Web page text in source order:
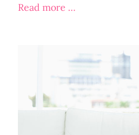
Read more …